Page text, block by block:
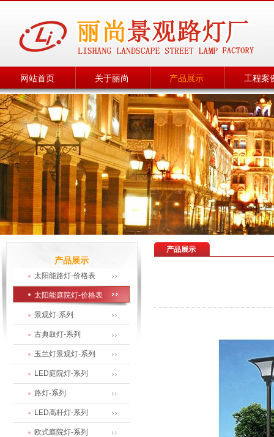
网站首页 关于丽尚 产品展示 工程案
产品展示
太阳能路灯-价格表
太阳能庭院灯-价格表
景观灯-系列
古典鼓灯-系列
玉兰灯景观灯-系列
LED庭院灯-系列
路灯-系列
LED高杆灯-系列
欧式庭院灯-系列
产品展示